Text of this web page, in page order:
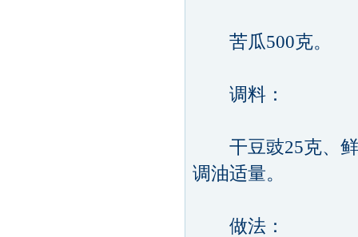
苦瓜500克。
调料：
干豆豉25克、鲜
调油适量。
做法：